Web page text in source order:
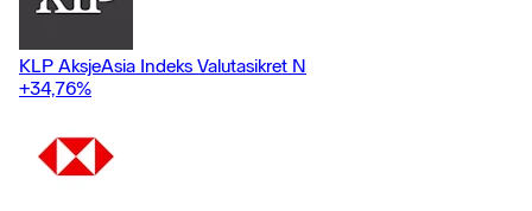
KLP AksjeAsia Indeks Valutasikret N
+34,76%